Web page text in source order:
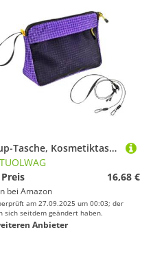
Make-up-Tasche, Kosmetiktasche, große Kapazität, Kulturbeutel, Reise-Kulturbeutel, Outdoor, Radfahren, für Damen, Herren, Hand-Make-up, Kulturbeutel, Reisekosmetik, große Kapazität, violett, Add
16,68 €
bei Amazon
am 27.09.2025 um 00:03; der
sich seitdem geändert haben.
Anbieter